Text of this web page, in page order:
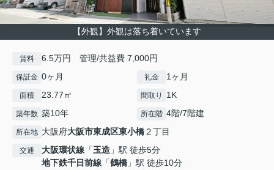
【外観】外観は落ち着いています
賃料 6.5万円 管理/共益費 7,000円
保証金 0ヶ月 礼金 1ヶ月
面積 23.77㎡ 間取り 1K
築年数 築10年 所在階 4階/7階建
所在地 大阪府大阪市東成区東小橋２丁目
交通 大阪環状線 「玉造 」駅 徒歩5分
地下鉄千日前線 「鶴橋 」駅 徒歩10分